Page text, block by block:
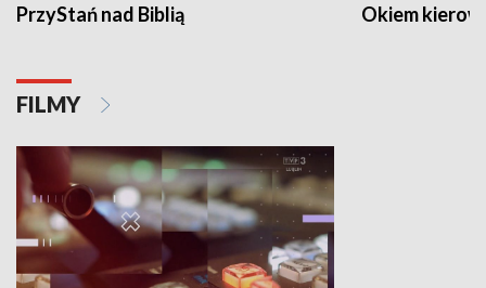
PrzyStań nad Biblią Okiem
FILMY